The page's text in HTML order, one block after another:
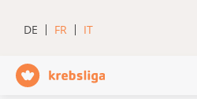
DE FR IT